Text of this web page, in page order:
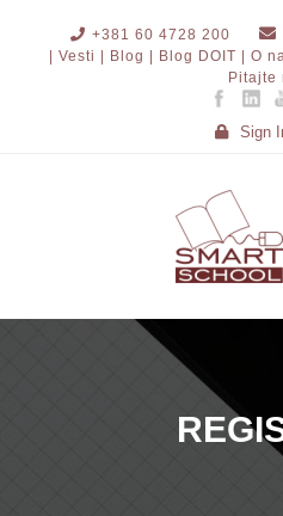
+381 60 4728 200
| Vesti |
Blog | Blog DOIT | O
Pitajte
Sign